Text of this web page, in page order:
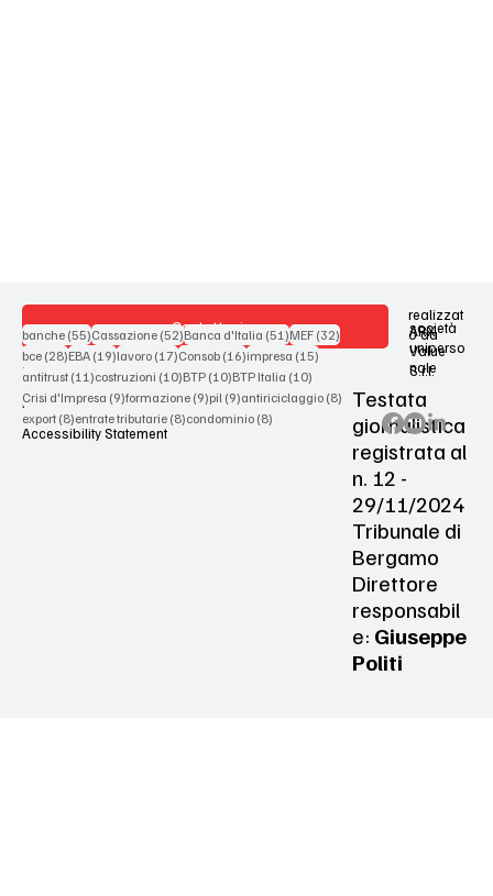
Contattaci
Terms & Conditions
Privacy Policy
Accessibility Statement
realizzat
o da
società
uniperso
nale
ARX
Value
S.r.l.
Testata
giornalistica
registrata al
n. 12 -
29/11/2024
Tribunale di
Bergamo
Direttore
responsabil
e: Giuseppe
Politi
banche (55)55 post
Cassazione (52)52 post
Banca d'Italia (51)51 post
MEF (32)32 post
bce (28)28 post
EBA (19)19 post
lavoro (17)17 post
Consob (16)16 post
impresa (15)15 post
antitrust (11)11 post
costruzioni (10)10 post
BTP (10)10 post
BTP Italia (10)10 post
Crisi d'Impresa (9)9 post
formazione (9)9 post
pil (9)9 post
antiriciclaggio (8)8 post
export (8)8 post
entrate tributarie (8)8 post
condominio (8)8 post